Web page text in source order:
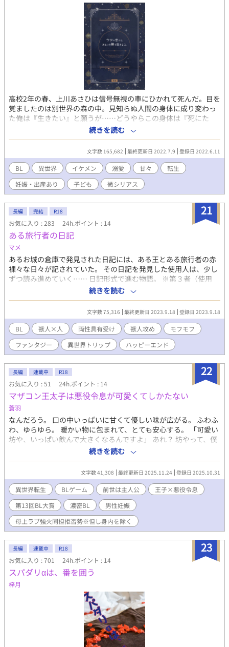
高校2年の春、上川あさひは信号無視の車にひかれて死んだ。目を
覚ましたのは別世界の森の中。見知らぬ人間の身体に成り変わっ
た俺は『生きたい』と願うが……どうやらこの身体は『死にた
い』らしい。 受け溺愛スパダリ領主×頑張り屋の転生(成り代わ
り)高校生 ※微シリアス有り/基本甘々・ハピエン/受け溺愛攻め/
妊娠・出産表現あり ※背後注意内容の時は*マーク ★★2022.7.11
BLランキング78位ありがとうございます★★
続きを読む
文字数 165,682 最終更新日 2022.7.9 登録日 2022.6.11
BL 異世界 イケメン 溺愛 甘々
転生
妊娠・出産あり
子ども 微シリアス
21
長編 完結 R18
お気に入り : 283 24h.ポイント : 14
ある旅行者の日記
マメ
あるお城の倉庫で発見された日記には、ある王とある旅行者の赤
裸々な日々が記されていた。 その日記を発見した使用人は、少し
ずつ読み進めていく…… 日記形式で進む物語。 ※第３者（使用
人）が日記を読んでいるという設定です。 ※両性・妊娠・出産・
強姦・獣姦表現があります。苦手な方は閲覧をお控え下さい。閲
覧は自己責任でお願いいたします。
続きを読む
文字数 75,316 最終更新日 2023.9.18 登録日 2023.9.18
BL 獣人×人 両性具有受け 獣人攻め
モフモフ
ファンタジー
異世界トリップ ハッピーエンド
22
長編 連載中 R18
お気に入り : 51 24h.ポイント : 14
マザコン王太子は悪役令息が可愛くてしかたない
蒼羽
なんだろう。 口の中いっぱいに甘くて優しい味が広がる。 ふわふ
わ、ゆらゆら。 暖かい物に包まれて、とても安心する。 「可愛い
坊や、いっぱい飲んで大きくなるんですよ」 あれ？ 坊やって、僕
の事？ そっか、僕今は赤ちゃんなんだっけ。 え？いやいや、赤ち
ゃんってどういう事？ だって僕死んだはずだよね？ 気付いたら赤
ちゃんになっていた僕。 そんな僕を抱いて柔らかく微笑むのは、
僕が冤罪で断罪してやるはずだった”悪役令息”だった。 その光景
をすぐ傍で見守っているのが、僕を処刑台に送り自ら執行した”王
太子殿下”だ。 どういう事⁉と混乱する頭でも、お乳を飲む口は止
まらない。 平凡な日本人だったはずの自分が、気付くとBLゲーム
の主人公に転生していた。 「よし、ハーレムでも作り上げるか
な」と調子に乗って、悪役令息に冤罪を着せた結果、処刑台に送
って”王太子殿下”と”悪役令息”の元に生まれてくるなんて！ 異世
界転生してBLゲームの主人公になって色々やらかした”僕”が、再
度転生した後に「気付きと反省」を繰り返して「母上ラブ強火同
担拒否勢（※但し身内を除く）」な”俺”となり、母にそっくりな
自分の婚約者が可愛くて可愛くてしかたなくて「あー…食べた
い」と接触過多な日々を過ごしていく若干コメディな話です。 ※
異世界特有のご都合展開があります。 ※男性が妊娠・出産をする
表現があります。 ※初投稿です、更新は不定期ですが完結しま
す。 ※年内はお返事する時間が取れないので感想は閉じていま
す、ご容赦ください。 ※時間が取れる様になったり連載が終わっ
た後に開く予定です、宜しくお願い致します。
続きを読む
文字数 41,308 最終更新日 2025.11.24 登録日 2025.10.31
異世界転生 BLゲーム 前世は主人公
王子×悪役令息
第13回BL大賞
濃密BL
男性妊娠
母上ラブ強火同担拒否勢※但し身内を除く
23
長編 連載中 R18
お気に入り : 701 24h.ポイント : 14
スパダリαは、番を囲う
梓月